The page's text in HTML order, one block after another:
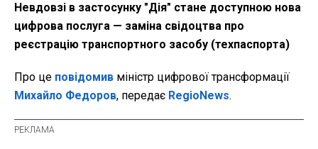
Невдовзі в застосунку "Дія" стане доступною нова
цифрова послуга — заміна свідоцтва про
реєстрацію транспортного засобу (техпаспорта)
Про це повідомив міністр цифрової трансформації
Михайло Федоров, передає RegioNews.